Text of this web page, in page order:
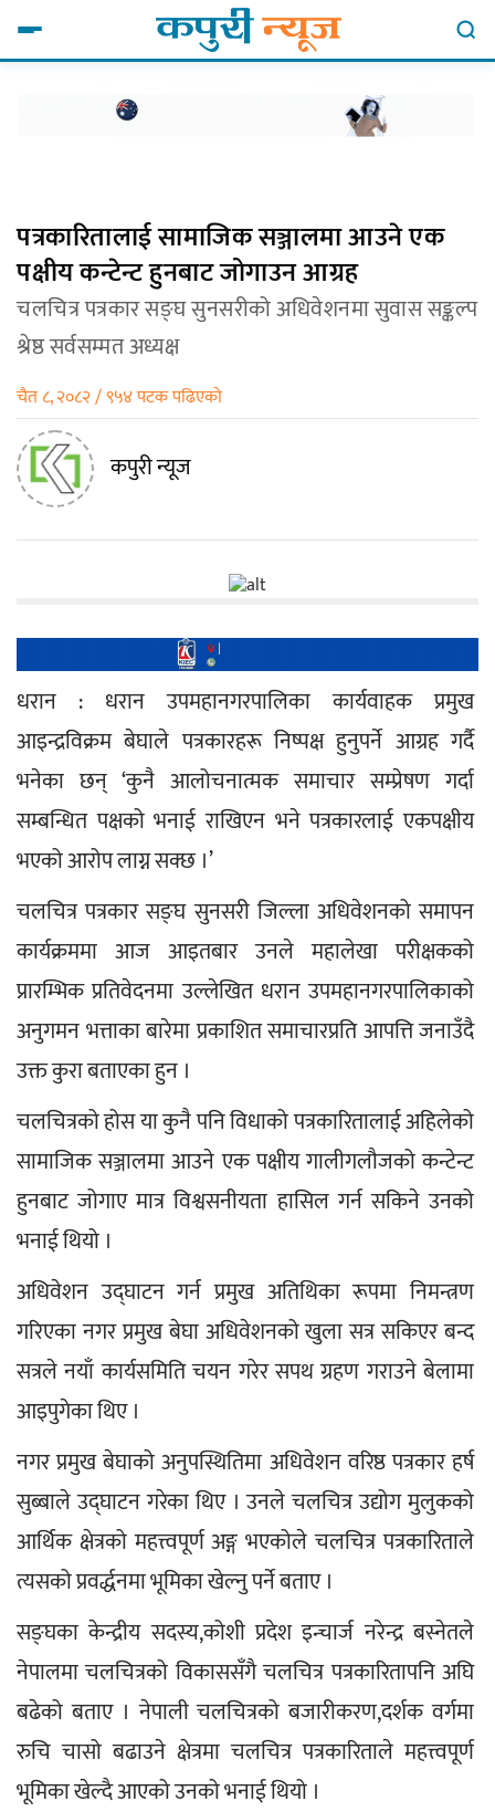
पत्रकारितालाई सामाजिक सञ्जालमा आउने एक
पक्षीय कन्टेन्ट हुनबाट जोगाउन आग्रह
चलचित्र पत्रकार सङ्घ सुनसरीको अधिवेशनमा सुवास सङ्कल्प
श्रेष्ठ सर्वसम्मत अध्यक्ष
चैत ८, २०८२ / ९५४ पटक पढिएको
कपुरी न्यूज
धरान : धरान उपमहानगरपालिका कार्यवाहक प्रमुख
आइन्द्रविक्रम बेघाले पत्रकारहरू निष्पक्ष हुनुपर्ने आग्रह गर्दै
भनेका छन् ‘कुनै आलोचनात्मक समाचार सम्प्रेषण गर्दा
सम्बन्धित पक्षको भनाई राखिएन भने पत्रकारलाई एकपक्षीय
भएको आरोप लाग्न सक्छ ।’
चलचित्र पत्रकार सङ्घ सुनसरी जिल्ला अधिवेशनको समापन
कार्यक्रममा आज आइतबार उनले महालेखा परीक्षकको
प्रारम्भिक प्रतिवेदनमा उल्लेखित धरान उपमहानगरपालिकाको
अनुगमन भत्ताका बारेमा प्रकाशित समाचारप्रति आपत्ति जनाउँदै
उक्त कुरा बताएका हुन ।
चलचित्रको होस या कुनै पनि विधाको पत्रकारितालाई अहिलेको
सामाजिक सञ्जालमा आउने एक पक्षीय गालीगलौजको कन्टेन्ट
हुनबाट जोगाए मात्र विश्वसनीयता हासिल गर्न सकिने उनको
भनाई थियो ।
अधिवेशन उद्घाटन गर्न प्रमुख अतिथिका रूपमा निमन्त्रण
गरिएका नगर प्रमुख बेघा अधिवेशनको खुला सत्र सकिएर बन्द
सत्रले नयाँ कार्यसमिति चयन गरेर सपथ ग्रहण गराउने बेलामा
आइपुगेका थिए ।
नगर प्रमुख बेघाको अनुपस्थितिमा अधिवेशन वरिष्ठ पत्रकार हर्ष
सुब्बाले उद्घाटन गरेका थिए । उनले चलचित्र उद्योग मुलुकको
आर्थिक क्षेत्रको महत्त्वपूर्ण अङ्ग भएकोले चलचित्र पत्रकारिताले
त्यसको प्रवर्द्धनमा भूमिका खेल्नु पर्ने बताए ।
सङ्घका केन्द्रीय सदस्य,कोशी प्रदेश इन्चार्ज नरेन्द्र बस्नेतले
नेपालमा चलचित्रको विकाससँगै चलचित्र पत्रकारितापनि अघि
बढेको बताए । नेपाली चलचित्रको बजारीकरण,दर्शक वर्गमा
रुचि चासो बढाउने क्षेत्रमा चलचित्र पत्रकारिताले महत्त्वपूर्ण
भूमिका खेल्दै आएको उनको भनाई थियो ।